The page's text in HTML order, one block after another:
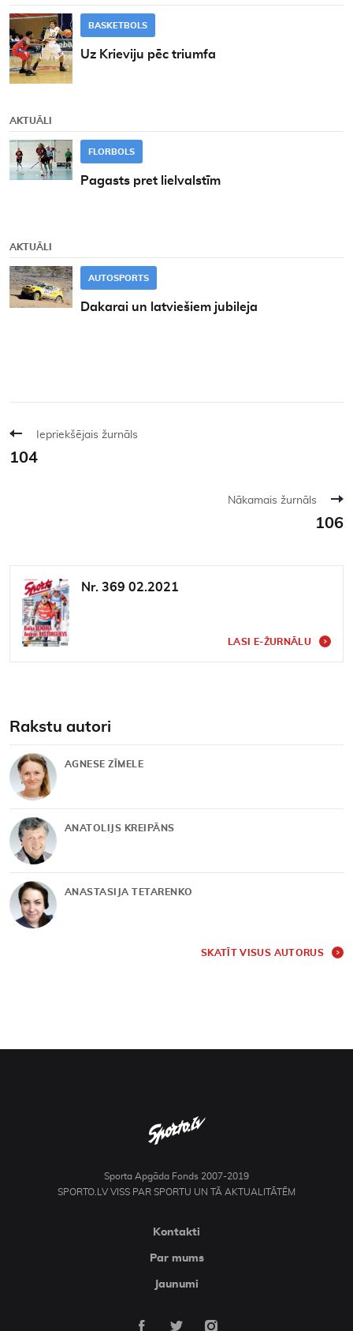
BASKETBOLS
Uz Krieviju pēc triumfa
AKTUĀLI
FLORBOLS
Pagasts pret lielvalstīm
AKTUĀLI
AUTOSPORTS
Dakarai un latviešiem jubileja
Iepriekšējais žurnāls
104
Nākamais žurnāls
106
Nr. 369 02.2021
LASI E-ŽURNĀLU
Rakstu autori
AGNESE ZĪMELE
ANATOLIJS KREIPĀNS
ANASTASIJA TETARENKO
SKATĪT VISUS AUTORUS
Sporta Apgāda Fonds 2007-2019
SPORTO.LV VISS PAR SPORTU UN TĀ AKTUALITĀTĒM
Kontakti
Par mums
Jaunumi